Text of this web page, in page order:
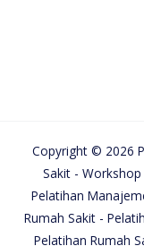
Copyright © 2026
Sakit -
Pelatihan
Rumah Sakit -
Pelatihan Rumah